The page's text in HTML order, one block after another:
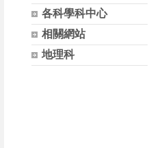
各科學科中心
相關網站
地理科